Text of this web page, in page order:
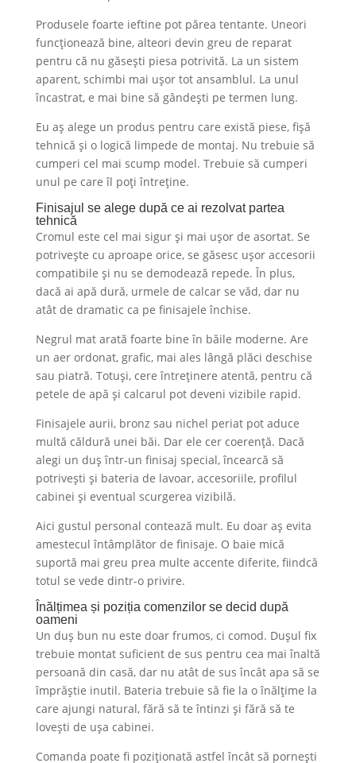
Produsele foarte ieftine pot părea tentante. Uneori
funcționează bine, alteori devin greu de reparat
pentru că nu găsești piesa potrivită. La un sistem
aparent, schimbi mai ușor tot ansamblul. La unul
încastrat, e mai bine să gândești pe termen lung.
Eu aș alege un produs pentru care există piese, fișă
tehnică și o logică limpede de montaj. Nu trebuie să
cumperi cel mai scump model. Trebuie să cumperi
unul pe care îl poți întreține.
Finisajul se alege după ce ai rezolvat partea
tehnică
Cromul este cel mai sigur și mai ușor de asortat. Se
potrivește cu aproape orice, se găsesc ușor accesorii
compatibile și nu se demodează repede. În plus,
dacă ai apă dură, urmele de calcar se văd, dar nu
atât de dramatic ca pe finisajele închise.
Negrul mat arată foarte bine în băile moderne. Are
un aer ordonat, grafic, mai ales lângă plăci deschise
sau piatră. Totuși, cere întreținere atentă, pentru că
petele de apă și calcarul pot deveni vizibile rapid.
Finisajele aurii, bronz sau nichel periat pot aduce
multă căldură unei băi. Dar ele cer coerență. Dacă
alegi un duș într-un finisaj special, încearcă să
potrivești și bateria de lavoar, accesoriile, profilul
cabinei și eventual scurgerea vizibilă.
Aici gustul personal contează mult. Eu doar aș evita
amestecul întâmplător de finisaje. O baie mică
suportă mai greu prea multe accente diferite, fiindcă
totul se vede dintr-o privire.
Înălțimea și poziția comenzilor se decid după
oameni
Un duș bun nu este doar frumos, ci comod. Dușul fix
trebuie montat suficient de sus pentru cea mai înaltă
persoană din casă, dar nu atât de sus încât apa să se
împrăștie inutil. Bateria trebuie să fie la o înălțime la
care ajungi natural, fără să te întinzi și fără să te
lovești de ușa cabinei.
Comanda poate fi poziționată astfel încât să pornești